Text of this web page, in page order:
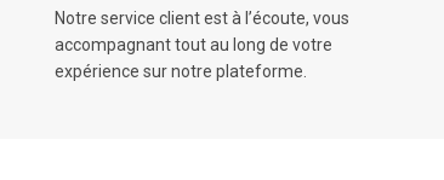
Notre service client est à l’écoute, vous
accompagnant tout au long de votre
expérience sur notre plateforme.